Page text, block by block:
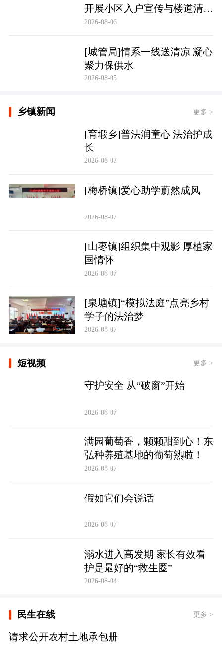
开展小区入户宣传与楼道清理
行动
2026-08-06
[城管局]情系一线送清凉 凝心
聚力保供水
2026-08-05
乡镇新闻 更多 >
[育塅乡]普法润童心 法治护成
长
2026-08-07
[梅桥镇]爱心助学蔚然成风
2026-08-07
[山枣镇]组织集中观影 厚植家
国情怀
2026-08-07
[泉塘镇]“模拟法庭”点亮乡村
学子的法治梦
2026-08-07
短视频 更多 >
守护安全 从“破窗”开始
2026-08-07
满园葡萄香，颗颗甜到心！东
弘种养殖基地的葡萄熟啦！
2026-08-07
假如它们会说话
2026-08-07
溺水进入高发期 家长有效看
护是最好的“救生圈”
2026-08-04
民生在线 更多 >
请求公开农村土地承包册